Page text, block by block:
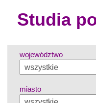
Studia
województwo
miasto